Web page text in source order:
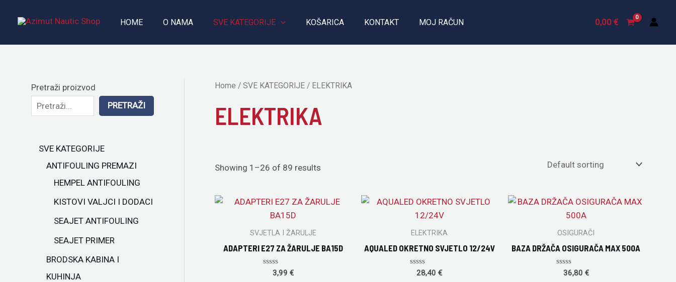
HOME O NAMA SVE KATEGORIJE KOŠARICA KONTAKT MOJ RAČUN 0,00 €
Pretraži proizvod
PRETRAŽI
SVE KATEGORIJE
ANTIFOULING PREMAZI
HEMPEL ANTIFOULING
KISTOVI VALJCI I DODACI
SEAJET ANTIFOULING
SEAJET PRIMER
BRODSKA KABINA I
KUHINJA
Home / SVE KATEGORIJE / ELEKTRIKA
ELEKTRIKA
Showing 1–26 of 89 results
SVJETLA I ŽARULJE
ADAPTERI E27 ZA ŽARULJE BA15D
Rated
3,99 €
ELEKTRIKA
AQUALED OKRETNO SVJETLO 12/24V
Rated
28,40€
OSIGURAČI
BAZA DRŽAČA OSIGURAČA MAX 500A
Rated
36,80 €